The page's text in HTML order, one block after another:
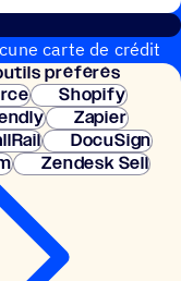
carte de crédit
préférés
Shopify
Zapier
DocuSign
Zendesk Sell